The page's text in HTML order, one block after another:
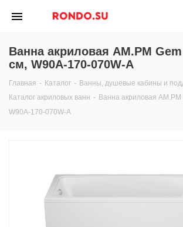
Ванна акриловая AM.PM
см, W90A-170-070W-A
Главная - Каталог - Ванны, душевые кабины и
Каталог акриловых ванн - Ванна акриловая
W90A-170-070W-A